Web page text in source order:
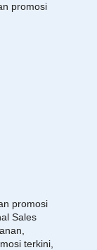
promosi
promosi
Sales
terkini,